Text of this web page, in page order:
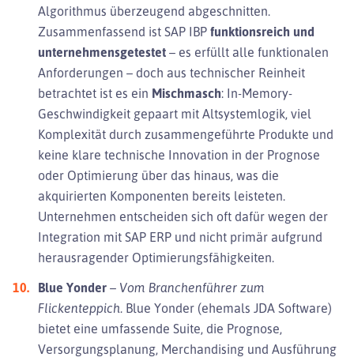
Algorithmus überzeugend abgeschnitten.
Zusammenfassend ist SAP IBP funktionsreich und
unternehmensgetestet – es erfüllt alle funktionalen
Anforderungen – doch aus technischer Reinheit
betrachtet ist es ein Mischmasch: In-Memory-
Geschwindigkeit gepaart mit Altsystemlogik, viel
Komplexität durch zusammengeführte Produkte und
keine klare technische Innovation in der Prognose
oder Optimierung über das hinaus, was die
akquirierten Komponenten bereits leisteten.
Unternehmen entscheiden sich oft dafür wegen der
Integration mit SAP ERP und nicht primär aufgrund
herausragender Optimierungsfähigkeiten.
Blue Yonder – Vom Branchenführer zum
Flickenteppich. Blue Yonder (ehemals JDA Software)
bietet eine umfassende Suite, die Prognose,
Versorgungsplanung, Merchandising und Ausführung